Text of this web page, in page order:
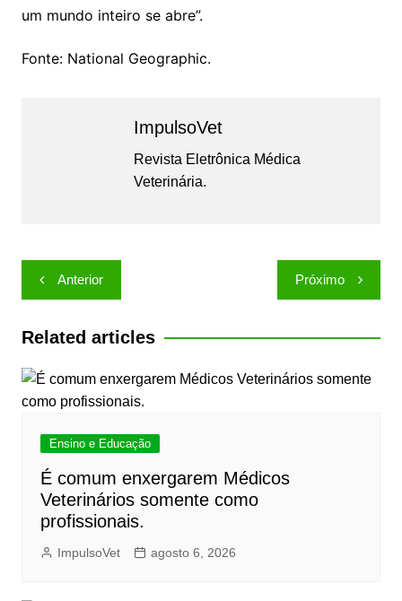
um mundo inteiro se abre”.
Fonte: National Geographic.
ImpulsoVet
Revista Eletrônica Médica
Veterinária.
Navegação
de
Post
Anterior Próximo
Related articles
Ensino e Educação
É comum enxergarem Médicos
Veterinários somente como
profissionais.
ImpulsoVet agosto 6, 2026